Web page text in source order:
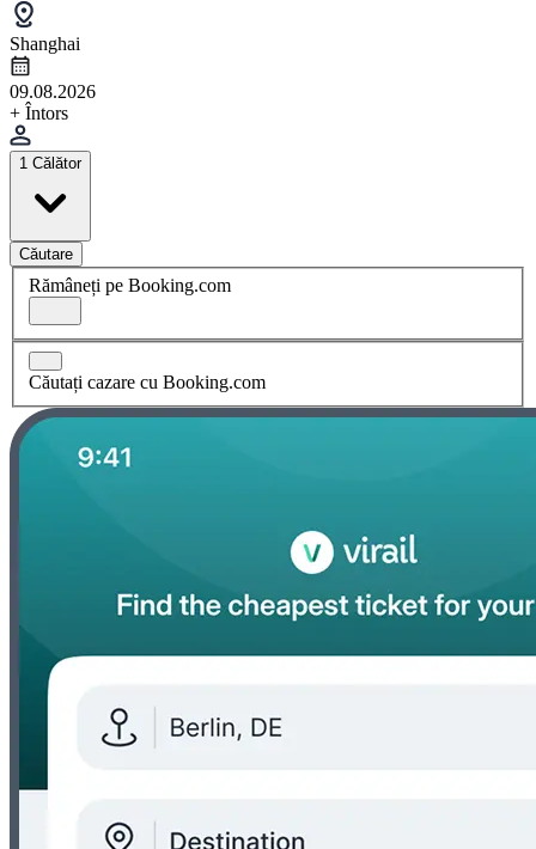
Shanghai
09.08.2026
+ Întors
1 Călător
Căutare
Rămâneți pe Booking.com
Căutați cazare cu Booking.com